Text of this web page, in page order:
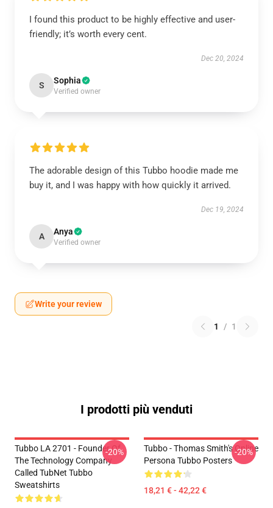
I found this product to be highly effective and user-
friendly; it’s worth every cent.
Dec 20, 2024
S Sophia
Verified owner
The adorable design of this Tubbo hoodie made me
buy it, and I was happy with how quickly it arrived.
Dec 19, 2024
A Anya
Verified owner
Write your review
1 / 1
I prodotti più venduti
Tubbo LA 2701 - Founder Of
The Technology Company
Called TubNet Tubbo
Sweatshirts
-20%
Tubbo - Thomas Smith's Online
Persona Tubbo Posters
18,21 € - 42,22 €
-20%